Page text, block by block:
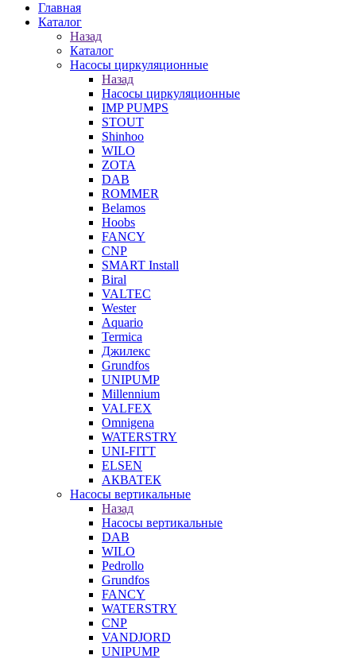
Главная
Каталог
Назад
Каталог
Насосы циркуляционные
Назад
Насосы циркуляционные
IMP PUMPS
STOUT
Shinhoo
WILO
ZOTA
DAB
ROMMER
Belamos
Hoobs
FANCY
CNP
SMART Install
Biral
VALTEC
Wester
Aquario
Termica
Джилекс
Grundfos
UNIPUMP
Millennium
VALFEX
Omnigena
WATERSTRY
UNI-FITT
ELSEN
АКВАТЕК
Насосы вертикальные
Назад
Насосы вертикальные
DAB
WILO
Pedrollo
Grundfos
FANCY
WATERSTRY
CNP
VANDJORD
UNIPUMP